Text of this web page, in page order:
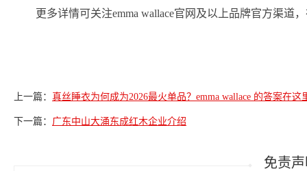
更多详情可关注emma wallace官网及以上品牌官方渠
上一篇： 真丝睡衣为何成为2026最火单品？emma wallace 的答案在这
下一篇： 广东中山大涌东成红木企业介绍
免责